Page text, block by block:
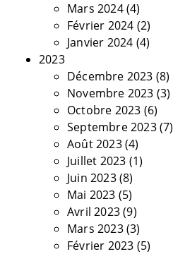
Mars 2024(4)
Février 2024 (2)
Janvier 2024 (4)
2023
Décembre 2023 (8)
Novembre 2023 (3)
Octobre 2023 (6)
Septembre 2023(7)
Août 2023(4)
Juillet 2023 (1)
Juin 2023(8)
Mai 2023 (5)
Avril 2023(9)
Mars 2023(3)
Février 2023 (5)